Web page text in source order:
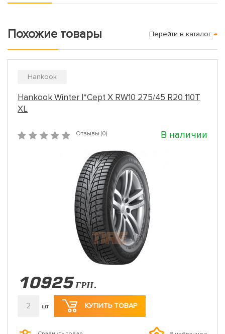
Похожие товары Перейти в каталог →
Hankook
Hankook Winter I*Cept X RW10 275/45 R20 110T
XL
Отзывы (0) В наличии
10925 ГРН.
2 шт КУПИТЬ ТОВАР